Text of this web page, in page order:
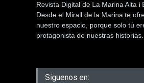
Revista Digital de La Marina Alta i
Desde el Mirall de la Marina te
nuestro espacio, porque solo tú
protagonista de nuestras historias.
Siguenos en: